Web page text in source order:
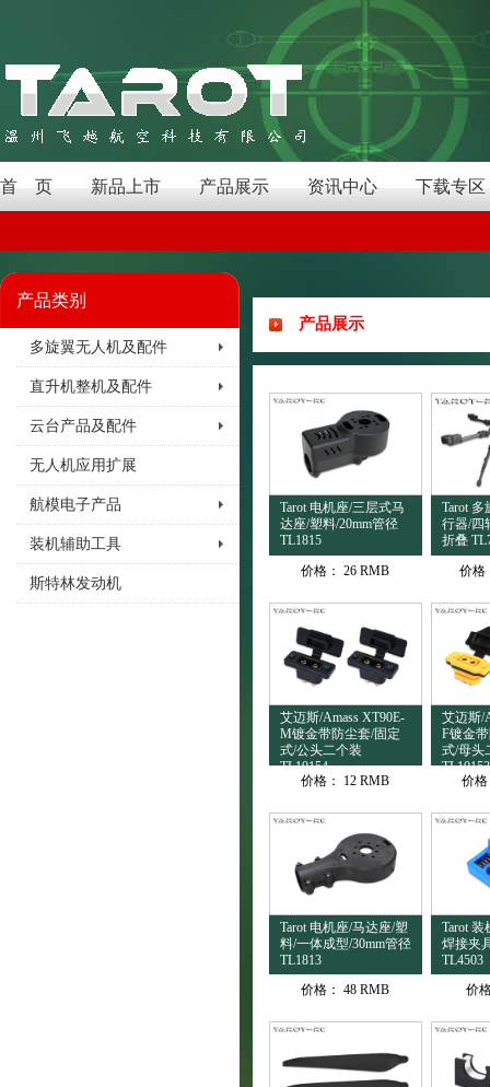
首 页 新品上市 产品展示 资讯中心 下载专区
产品类别
多旋翼无人机及配件
直升机整机及配件
云台产品及配件
无人机应用扩展
航模电子产品
装机辅助工具
斯特林发动机
产品展示
Tarot 电机座/三层式马
达座/塑料/20mm管径
TL1815
价格： 26 RMB
Tarot
行器/四
折叠
价格
艾迈斯/Amass XT90E-
M镀金带防尘套/固定
式/公头二个装
TL10154
价格：
12 RMB
艾迈斯/
F镀金
式/母头
TL10153
价
Tarot 电机座/马达座/塑
料/一体成型/30mm管径
TL1813
价格： 48 RMB
Tarot
焊接夹
TL4503
价